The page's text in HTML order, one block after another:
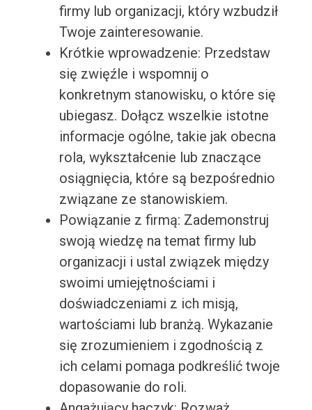
firmy lub organizacji, który wzbudził
Twoje zainteresowanie.
Krótkie wprowadzenie: Przedstaw
się zwięźle i wspomnij o
konkretnym stanowisku, o które się
ubiegasz. Dołącz wszelkie istotne
informacje ogólne, takie jak obecna
rola, wykształcenie lub znaczące
osiągnięcia, które są bezpośrednio
związane ze stanowiskiem.
Powiązanie z firmą: Zademonstruj
swoją wiedzę na temat firmy lub
organizacji i ustal związek między
swoimi umiejętnościami i
doświadczeniami z ich misją,
wartościami lub branżą. Wykazanie
się zrozumieniem i zgodnością z
ich celami pomaga podkreślić twoje
dopasowanie do roli.